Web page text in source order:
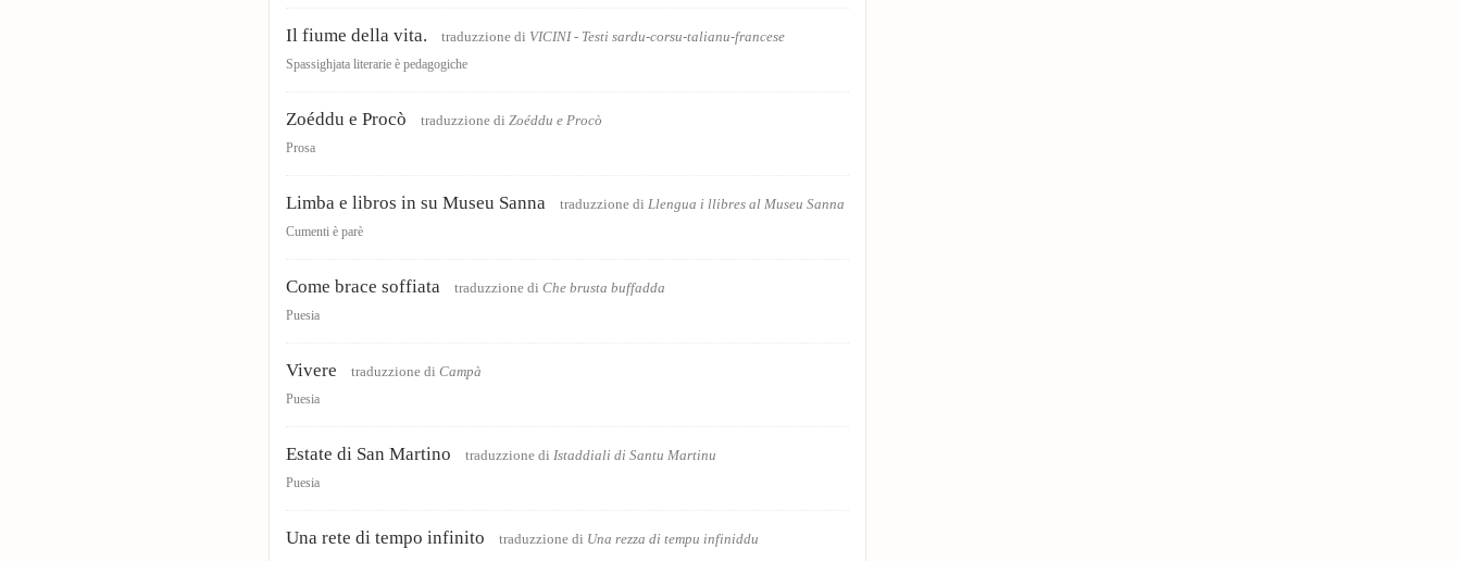
Il fiume della vita. traduzzione di VICINI - Testi sardu-corsu-talianu-francese
Spassighjata literarie è pedagogiche
Zoéddu e Procò traduzzione di Zoéddu e Procò
Prosa
Limba e libros in su Museu Sanna traduzzione di Llengua i llibres al Museu Sanna
Cumenti è parè
Come brace soffiata traduzzione di Che brusta buffadda
Puesia
Vivere traduzzione di Campà
Puesia
Estate di San Martino traduzzione di Istaddiali di Santu Martinu
Puesia
Una rete di tempo infinito traduzzione di Una rezza di tempu infiniddu